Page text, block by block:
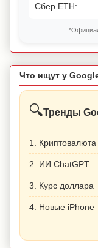
Сбер ETH:
Что ищут у
🔍Тренды
1. Криптовалюта
2. ИИ ChatGPT
3. Курс доллара
4. Новые iPhone